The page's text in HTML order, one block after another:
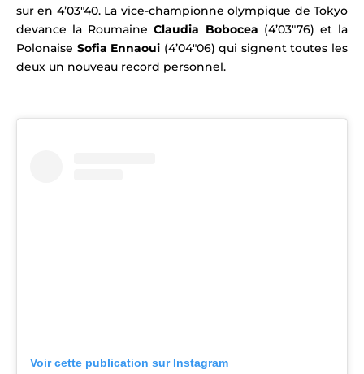
sur en 4’03″40. La vice-championne olympique de Tokyo
devance la RoumaineClaudia Bobocea (4’03″76) et la
Polonaise Sofia Ennaoui (4’04″06) qui signent toutes les
deux un nouveau record personnel.
Voir cette publication sur Instagram